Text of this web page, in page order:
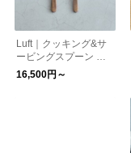
Luft｜クッキング&サ
ービングスプーン WO
OD
16,500円～